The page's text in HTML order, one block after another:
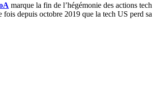
marque la fin de l’hégémonie des actions
fois depuis octobre 2019 que la tech US perd